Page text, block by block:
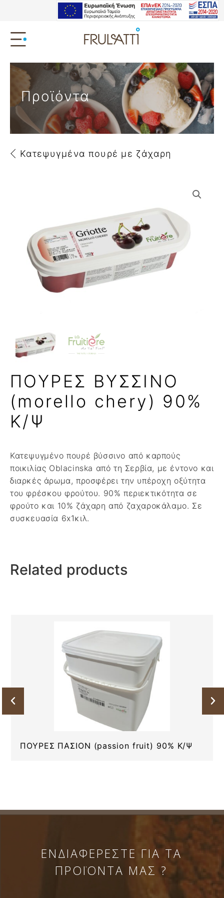
Προϊόντα
Κατεψυγμένα πουρέ με ζάχαρη
ΠΟΥΡΕΣ ΒΥΣΣΙΝΟ
(morello chery) 90%
Κ/Ψ
Κατεψυγμένο πουρέ βύσσινο από καρπούς
ποικιλίας Oblacinska από τη Σερβία, με έντονο και
διαρκές άρωμα, προσφέρει την υπέροχη οξύτητα
του φρέσκου φρούτου. 90% περιεκτικότητα σε
φρούτο και 10% ζάχαρη από ζαχαροκάλαμο. Σε
συσκευασία 6x1κιλ.
Related products
ΠΟΥΡΕΣ ΠΑΣΙΟΝ (passion fruit) 90% Κ/Ψ
ΕΝΔΙΑΦΕΡΕΣΤΕ ΓΙΑ ΤΑ
ΠΡΟΪΟΝΤΑ ΜΑΣ ?